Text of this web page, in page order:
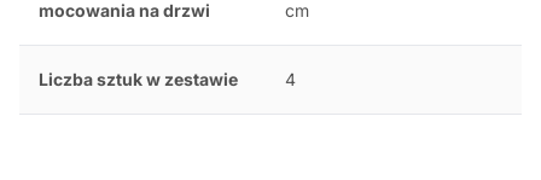
mocowania na drzwi
cm
Liczba sztuk w zestawie 4